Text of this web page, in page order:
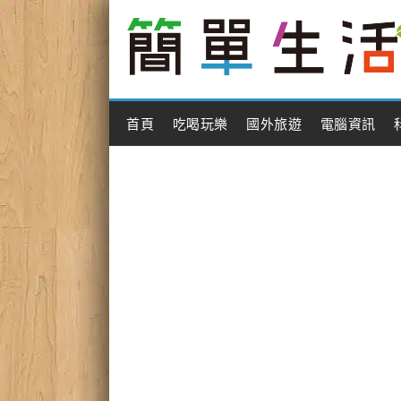
Main Menu
首頁 吃喝玩樂 國外旅遊 電腦資訊